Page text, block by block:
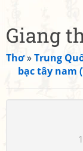
Giang
Thơ»Trung
bạc tây nam
1